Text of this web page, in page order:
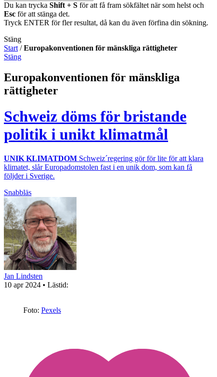
Du kan trycka Shift + S för att få fram sökfältet när som helst och
Esc för att stänga det.
Tryck ENTER för fler resultat, då kan du även förfina din sökning.
Stäng
Start /Europakonventionen för mänskliga rättigheter
Stäng
Europakonventionen för mänskliga
rättigheter
Schweiz döms för bristande
politik i unikt klimatmål
UNIK KLIMATDOM Schweiz´regering gör för lite för att klara
klimatet, slår Europadomstolen fast i en unik dom, som kan få
följder i Sverige.
Snabbläs
Jan Lindsten
10 apr 2024 • Lästid:
Foto: Pexels